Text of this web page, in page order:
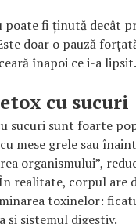
poate fi ținută decât
doar o pauză
înapoi ce i-a lipsit.
cu sucuri
sucuri sunt foarte
mese grele sau
organismului”,
realitate, corpul are
toxinelor:
și sistemul digestiv.